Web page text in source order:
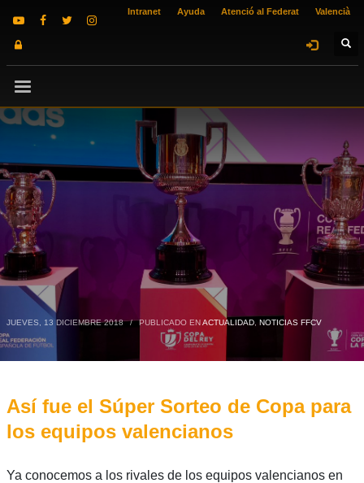
Intranet Ayuda Atenció al Federat Valencià
JUEVES, 13 DICIEMBRE 2018 / PUBLICADO ENACTUALIDAD, NOTICIAS FFCV
Así fue el Súper Sorteo de Copa para
los equipos valencianos
Ya conocemos a los rivales de los equipos valencianos en